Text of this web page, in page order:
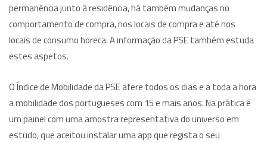
permanência junto à residência, há também mudanças no
comportamento de compra, nos locais de compra e até nos
locais de consumo horeca. A informação da PSE também estuda
estes aspetos.
O Índice de Mobilidade da PSE afere todos os dias e a toda a hora
a mobilidade dos portugueses com 15 e mais anos. Na prática é
um painel com uma amostra representativa do universo em
estudo, que aceitou instalar uma app que regista o seu